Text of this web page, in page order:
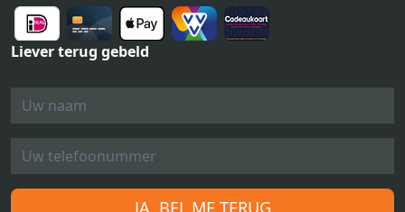
Liever terug gebeld
JA, BEL ME TERUG